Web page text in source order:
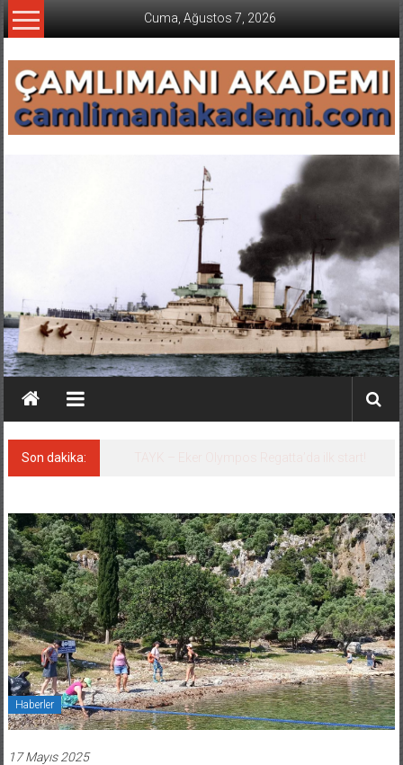
İçeriğe
geç
Cuma, Ağustos 7, 2026
Son dakika:
Haberler
17 Mayıs 2025